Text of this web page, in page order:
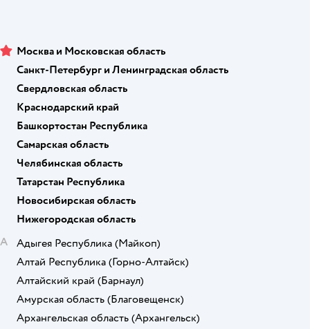
Москва и Московская область
Санкт-Петербург и Ленинградская область
Свердловская область
Краснодарский край
Башкортостан Республика
Самарская область
Челябинская область
Татарстан Республика
Новосибирская область
Нижегородская область
А
Адыгея Республика (Майкоп)
Алтай Республика (Горно-Алтайск)
Алтайский край (Барнаул)
Амурская область (Благовещенск)
Архангельская область (Архангельск)